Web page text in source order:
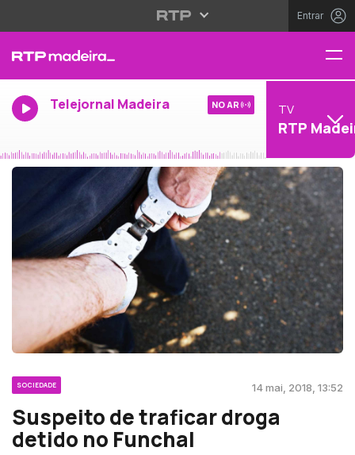
Entrar
Telejornal Madeira NO AR TV
RTP
SOCIEDADE 14 mai, 2018, 13:52
Suspeito de traficar droga
detido no Funchal